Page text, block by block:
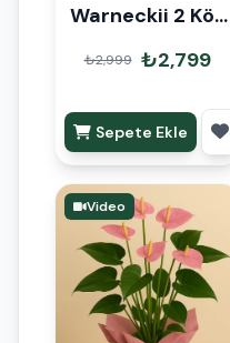
Warneckii 2 Kök
90cm
₺2,999 ₺2,799
Sepete Ekle
Video